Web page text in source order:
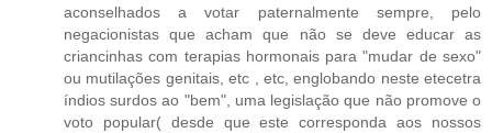
aconselhados a votar paternalmente sempre, pelo
negacionistas que acham que não se deve educar as
criancinhas com terapias hormonais para "mudar de sexo"
ou mutilações genitais, etc , etc, englobando neste etecetra
índios surdos ao "bem", uma legislação que não promove o
voto popular( desde que este corresponda aos nossos